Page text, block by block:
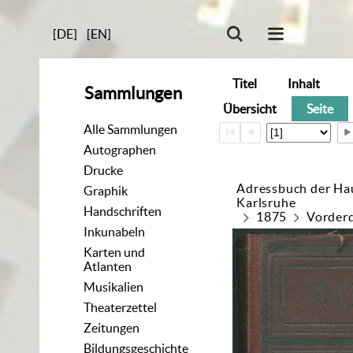
[DE] [EN]
Sammlungen
Alle Sammlungen
Autographen
Drucke
Graphik
Handschriften
Inkunabeln
Karten und
Atlanten
Musikalien
Theaterzettel
Zeitungen
Bildungsgeschichte
Titel
Inhalt
Übersicht
Seite
Adressbuch der
Karlsruhe
1875